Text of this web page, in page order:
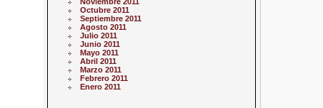
Octubre 2011
Septiembre 2011
Agosto 2011
Julio 2011
Junio 2011
Mayo 2011
Abril 2011
Marzo 2011
Febrero 2011
Enero 2011